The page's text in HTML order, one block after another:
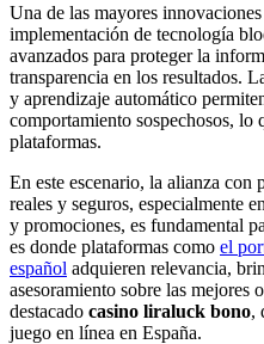
Una de las mayores
implementación de tecnología
avanzados para proteger la
transparencia en los resultados.
y aprendizaje automático
comportamiento sospechosos, lo
plataformas.
En este escenario, la alianza con
reales y seguros, especialmente
y promociones, es fundamental
es donde plataformas como el
español adquieren relevancia,
asesoramiento sobre las mejores
destacado casino liraluck bono,
juego en línea en España.